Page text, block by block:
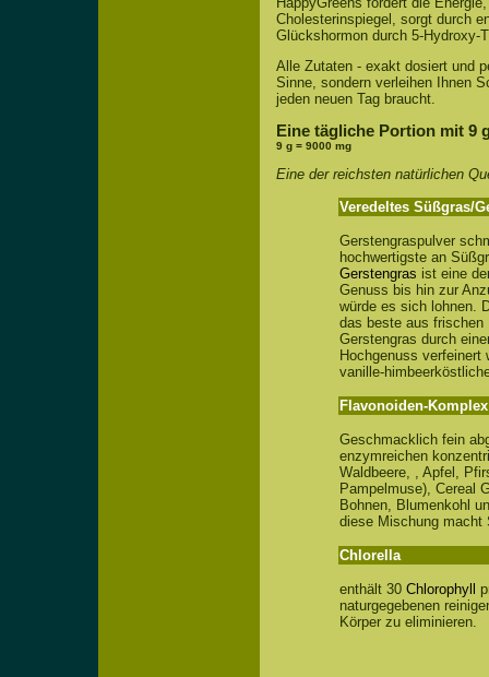
Cholesterinspiegel, sorgt durch
Glückshormon durch 5-Hydroxy-
Alle Zutaten - exakt dosiert und
Sinne, sondern verleihen Ihnen
jeden neuen Tag braucht.
Eine tägliche Portion mit 9
9 g = 9000 mg
Eine der reichsten natürlichen
Veredeltes Süßgras/
Gerstengraspulver
hochwertigste an
Gerstengras ist eine
Genuss bis hin zur
würde es sich lohnen.
das beste aus frischen
Gerstengras durch
Hochgenuss
vanille-
Flavonoiden-Komplex
Geschmacklich fein
enzymreichen
Waldbeere, , Apfel,
Pampelmuse), Cereal
Bohnen, Blumenkohl
diese Mischung
Chlorella
enthält 30 Chlorophyll
naturgegebenen
Körper zu eliminieren.